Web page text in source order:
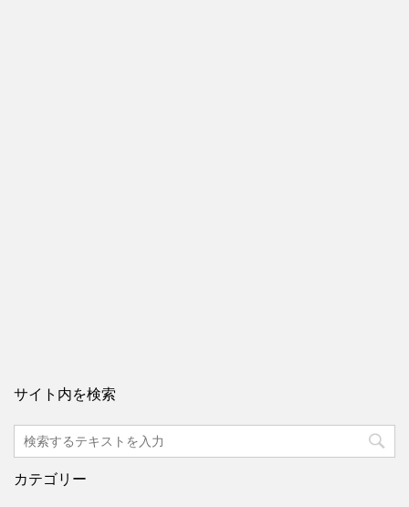
サイト内を検索
カテゴリー